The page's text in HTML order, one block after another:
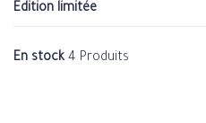
Edition limitée
En stock 4 Produits